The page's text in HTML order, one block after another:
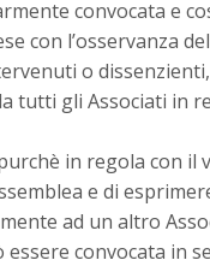
convocata e
con l’osservanza
o
tutti gli Associati in
in regola con
e di
ad un altro
essere convocata in